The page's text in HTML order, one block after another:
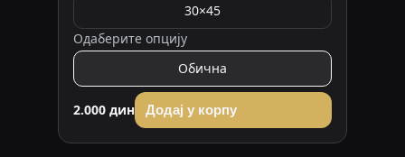
30×45
Одаберите опцију
Обична
2.000 дин Додај у корпу